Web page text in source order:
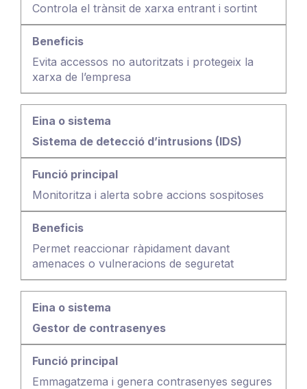
Controla el trànsit de xarxa entrant i sortint
Evita accessos no autoritzats i protegeix la
xarxa de l’empresa
Sistema de detecció d’intrusions (IDS)
Monitoritza i alerta sobre accions sospitoses
Permet reaccionar ràpidament davant
amenaces o vulneracions de seguretat
Gestor de contrasenyes
Emmagatzema i genera contrasenyes segures